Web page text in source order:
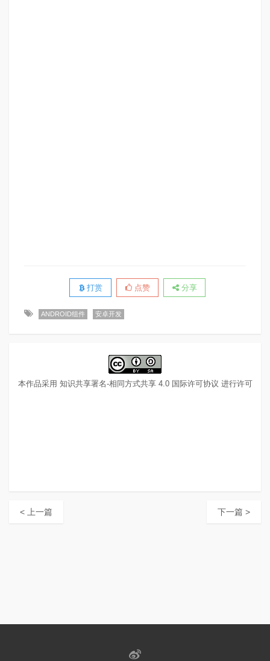
打赏 点赞 分享
ANDROID组件 安卓开发
本作品采用 知识共享署名-相同方式共享 4.0 国际许可协议 进行许可
< 上一篇 下一篇 >